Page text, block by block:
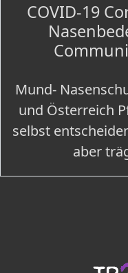
COVID-19
Mund-
und Österreich
selbst
aber